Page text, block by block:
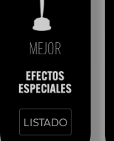
MEJOR
LISTADO